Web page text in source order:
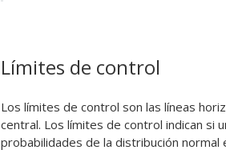
Límites de control
Los límites de control son las líneas
central. Los límites de control indican si
probabilidades de la distribución normal